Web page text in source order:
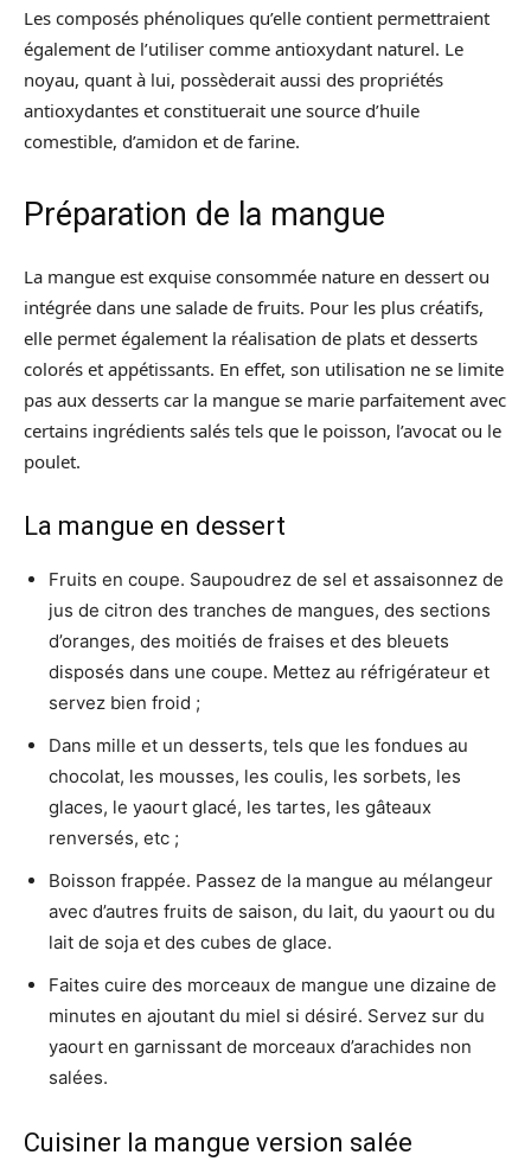
Les composés phénoliques qu’elle contient permettraient
également de l’utiliser comme antioxydant naturel. Le
noyau, quant à lui, possèderait aussi des propriétés
antioxydantes et constituerait une source d’huile
comestible, d’amidon et de farine.
Préparation de la mangue
La mangue est exquise consommée nature en dessert ou
intégrée dans une salade de fruits. Pour les plus créatifs,
elle permet également la réalisation de plats et desserts
colorés et appétissants. En effet, son utilisation ne se limite
pas aux desserts car la mangue se marie parfaitement avec
certains ingrédients salés tels que le poisson, l’avocat ou le
poulet.
La mangue en dessert
Fruits en coupe. Saupoudrez de sel et assaisonnez de
jus de citron des tranches de mangues, des sections
d’oranges, des moitiés de fraises et des bleuets
disposés dans une coupe. Mettez au réfrigérateur et
servez bien froid ;
Dans mille et un desserts, tels que les fondues au
chocolat, les mousses, les coulis, les sorbets, les
glaces, le yaourt glacé, les tartes, les gâteaux
renversés, etc ;
Boisson frappée. Passez de la mangue au mélangeur
avec d’autres fruits de saison, du lait, du yaourt ou du
lait de soja et des cubes de glace.
Faites cuire des morceaux de mangue une dizaine de
minutes en ajoutant du miel si désiré. Servez sur du
yaourt en garnissant de morceaux d’arachides non
salées.
Cuisiner la mangue version salée